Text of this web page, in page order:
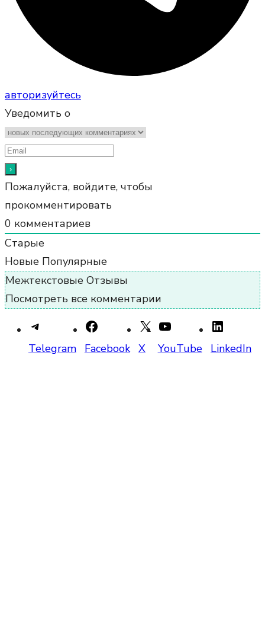
авторизуйтесь
Уведомить о
Пожалуйста, войдите, чтобы
прокомментировать
0 комментариев
Старые
Новые Популярные
Межтекстовые Отзывы
Посмотреть все комментарии
Telegram Facebook X YouTube LinkedIn